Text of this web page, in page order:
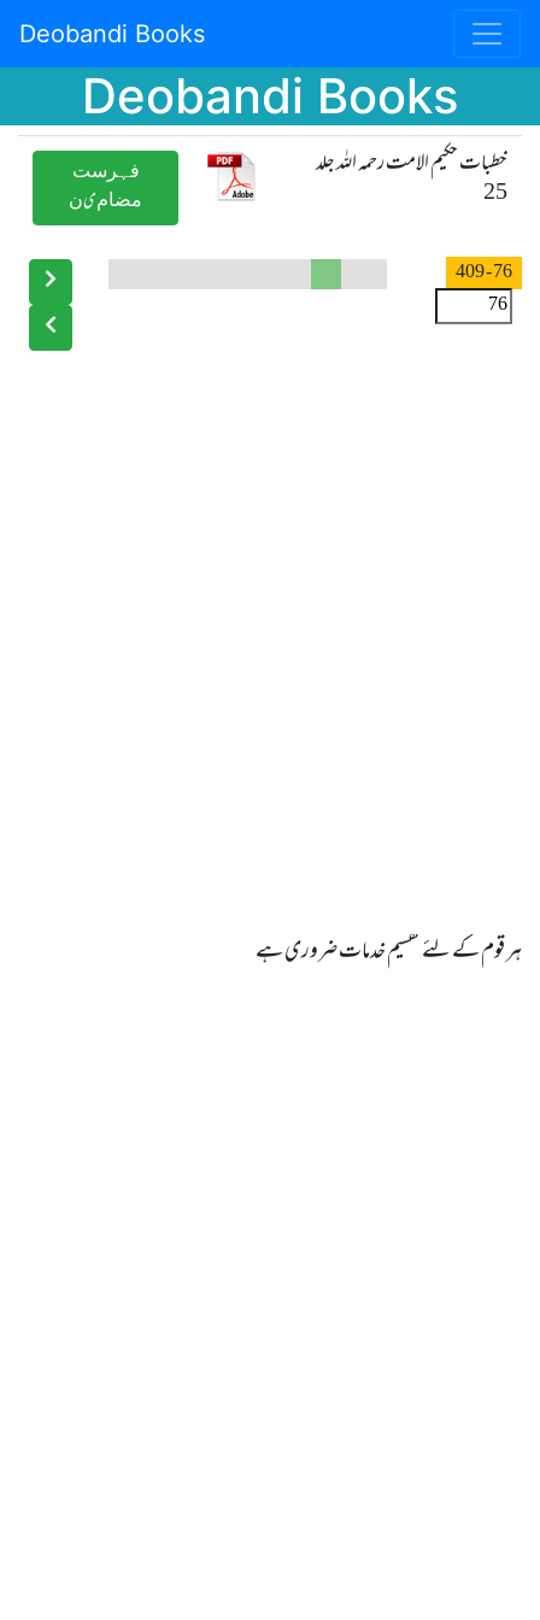
Deobandi Books
Deobandi Books
خطبات حکیم الامت رحمہ اللہ جلد
25
ﻓﮩﺮﺳﺖ
ﻣﻀﺎﻡیﻥ
76
- 409
ہر قوم کے لئے تقسیم خدمات ضروری ہے